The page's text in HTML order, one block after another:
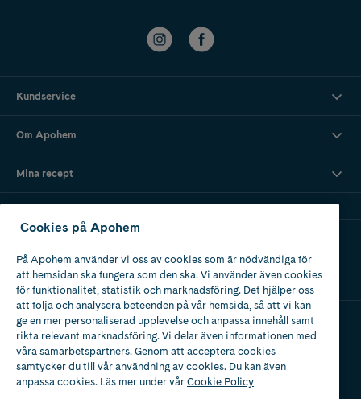
Kundservice
Om Apohem
Mina recept
Apotek med tillstånd
av Läkemedelsverket
Cookies på Apohem
På Apohem använder vi oss av cookies som är nödvändiga för
att hemsidan ska fungera som den ska. Vi använder även cookies
för funktionalitet, statistik och marknadsföring. Det hjälper oss
att följa och analysera beteenden på vår hemsida, så att vi kan
ge en mer personaliserad upplevelse och anpassa innehåll samt
rikta relevant marknadsföring. Vi delar även informationen med
våra samarbetspartners. Genom att acceptera cookies
samtycker du till vår användning av cookies. Du kan även
anpassa cookies. Läs mer under vårCookie Policy